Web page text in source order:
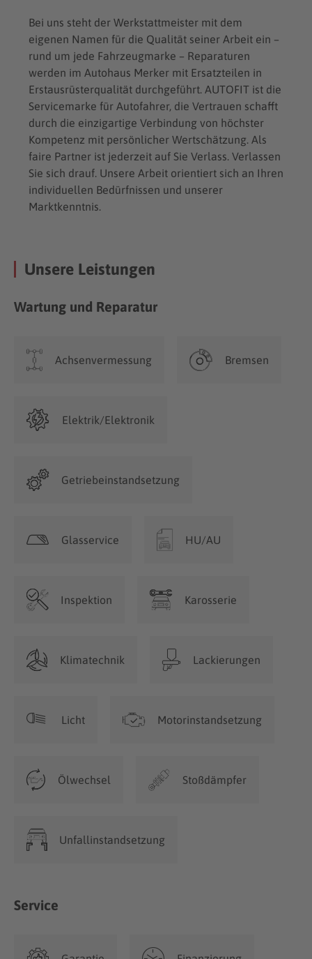
Bei uns steht der Werkstattmeister mit dem
eigenen Namen für die Qualität seiner Arbeit ein –
rund um jede Fahrzeugmarke – Reparaturen
werden im Autohaus Merker mit Ersatzteilen in
Erstausrüsterqualität durchgeführt. AUTOFIT ist die
Servicemarke für Autofahrer, die Vertrauen schafft
durch die einzigartige Verbindung von höchster
Kompetenz mit persönlicher Wertschätzung. Als
faire Partner ist jederzeit auf Sie Verlass. Verlassen
Sie sich drauf. Unsere Arbeit orientiert sich an Ihren
individuellen Bedürfnissen und unserer
Marktkenntnis.
Unsere Leistungen
Wartung und Reparatur
Achsenvermessung Bremsen
Elektrik/Elektronik
Getriebeinstandsetzung
Glasservice HU/AU
Inspektion Karosserie
Klimatechnik Lackierungen
Licht Motorinstandsetzung
Ölwechsel Stoßdämpfer
Unfallinstandsetzung
Service